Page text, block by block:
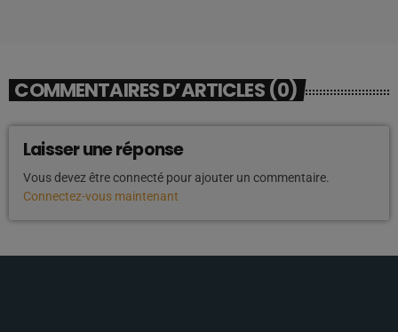
COMMENTAIRES D’ARTICLES (0)
Laisser une réponse
Vous devez être connecté pour ajouter un commentaire.
Connectez-vous maintenant